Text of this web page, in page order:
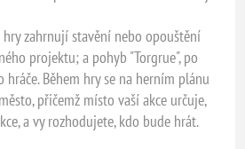
hry zahrnují stavění nebo opouštění
projektu; a pohyb "Torgrue", po
Během hry se na herním plánu
přičemž místo vaší akce určuje,
a vy rozhodujete, kdo bude hrát.